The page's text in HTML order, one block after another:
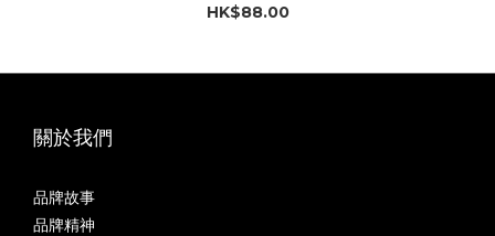
HK$88.00
關於我們
品牌故事
品牌精神